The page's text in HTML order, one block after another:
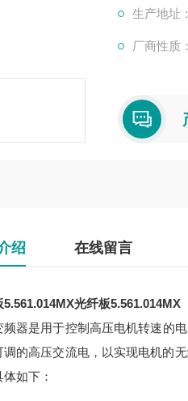
生产地址
厂商性质
绍 在线留言
5.561.014MX光纤板5.561.014MX
频器是用于控制高压电机转速的
调的高压交流电，以实现电机的
如下：